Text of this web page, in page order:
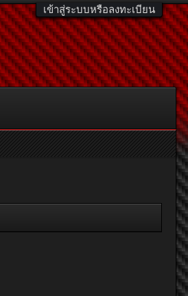
เข้าสู่ระบบหรือลงทะเบียน